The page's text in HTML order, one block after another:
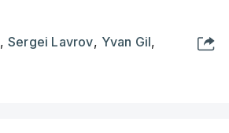
,Sergei Lavrov, Yvan Gil,